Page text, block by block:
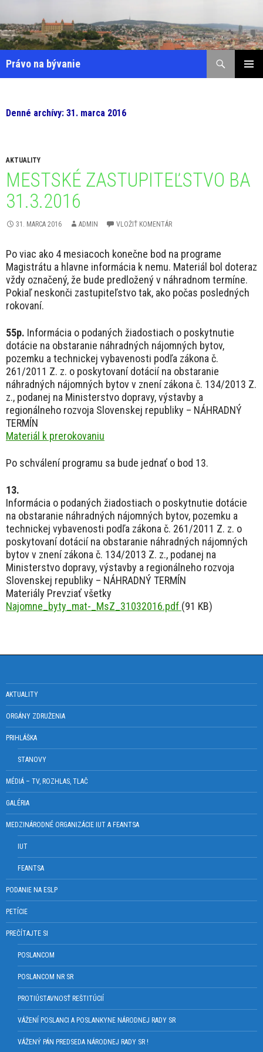
na
obsah
Právo na bývanie
Denné archívy: 31. marca 2016
AKTUALITY
MESTSKÉ ZASTUPITEĽSTVO BA
31.3.2016
31. MARCA 2016 ADMIN VLOŽIŤ KOMENTÁR
Po viac ako 4 mesiacoch konečne bod na programe
Magistrátu a hlavne informácia k nemu. Materiál bol doteraz
vždy označený, že bude predložený v náhradnom termíne.
Pokiaľ neskonči zastupiteľstvo tak, ako počas posledných
rokovaní.
55p. Informácia o podaných žiadostiach o poskytnutie
dotácie na obstaranie náhradných nájomných bytov,
pozemku a technickej vybavenosti podľa zákona č.
261/2011 Z. z. o poskytovaní dotácií na obstaranie
náhradných nájomných bytov v znení zákona č. 134/2013 Z.
z., podanej na Ministerstvo dopravy, výstavby a
regionálneho rozvoja Slovenskej republiky – NÁHRADNÝ
TERMÍN
Materiál k prerokovaniu
Po schválení programu sa bude jednať o bod 13.
13.
Informácia o podaných žiadostiach o poskytnutie dotácie
na obstaranie náhradných nájomných bytov, pozemku a
technickej vybavenosti podľa zákona č. 261/2011 Z. z. o
poskytovaní dotácií na obstaranie náhradných nájomných
bytov v znení zákona č. 134/2013 Z. z., podanej na
Ministerstvo dopravy, výstavby a regionálneho rozvoja
Slovenskej republiky – NÁHRADNÝ TERMÍN
Materiály Prevziať všetky
Najomne_byty_mat-_MsZ_31032016.pdf (91 KB)
AKTUALITY
ORGÁNY ZDRUŽENIA
PRIHLÁŠKA
STANOVY
MÉDIÁ – TV, ROZHLAS, TLAČ
GALÉRIA
MEDZINÁRODNÉ ORGANIZÁCIE IUT A FEANTSA
IUT
FEANTSA
PODANIE NA ESLP
PETÍCIE
PREČÍTAJTE SI
POSLANCOM
POSLANCOM NR SR
PROTIÚSTAVNOSŤ REŠTITÚCIÍ
VÁŽENÍ POSLANCI A POSLANKYNE NÁRODNEJ RADY SR
VÁŽENÝ PÁN PREDSEDA NÁRODNEJ RADY SR !